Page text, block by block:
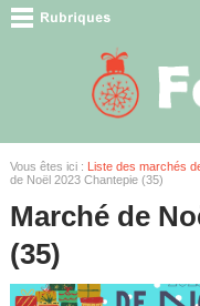
Vous êtes ici : Liste des marchés
de Noël 2023 Chantepie (35)
Marché de
(35)